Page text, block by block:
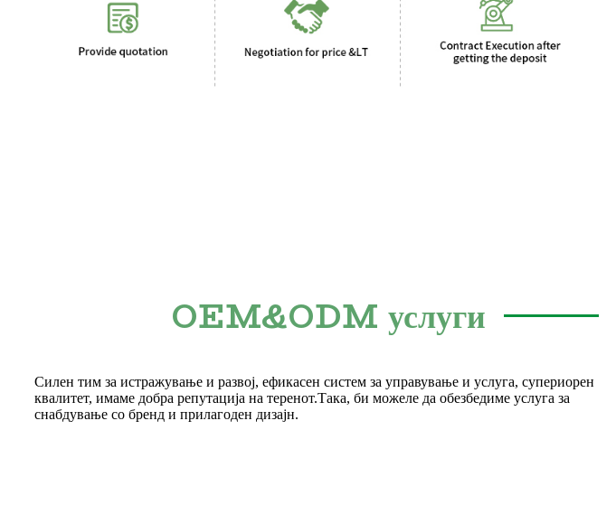
OEM&ODM услуги
Силен тим за истражување и развој, ефикасен систем за управување и услуга, супериорен
квалитет, имаме добра репутација на теренот.Така, би можеле да обезбедиме услуга за
снабдување со бренд и прилагоден дизајн.